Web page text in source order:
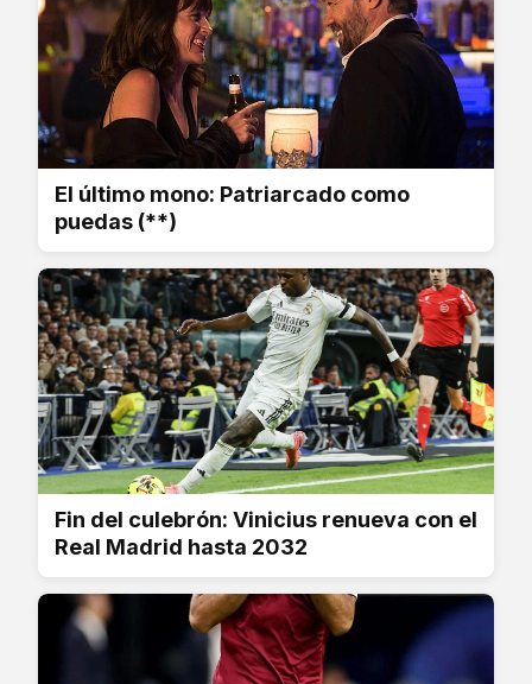
El último mono: Patriarcado como
puedas (**)
Fin del culebrón: Vinicius renueva con el
Real Madrid hasta 2032